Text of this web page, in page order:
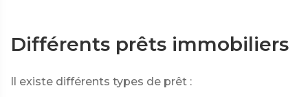
Différents prêts immobiliers
Il existe différents types de prêt :